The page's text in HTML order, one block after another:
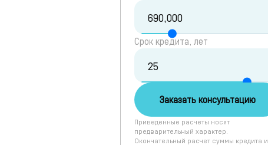
Срок кредита, лет
Заказать консультацию
Приведенные расчеты носят
предварительный характер.
Окончательный расчет суммы кредита и